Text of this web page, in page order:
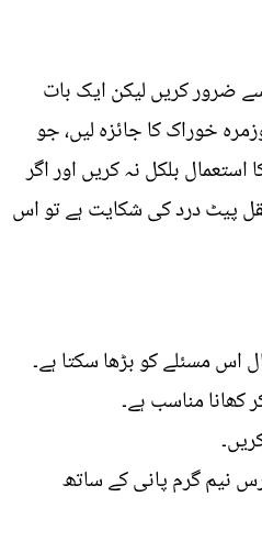
ضرور کریں لیکن ایک بات
خوراک کا جائزہ لیں، جو
بلکل نہ کریں اور اگر
پیٹ درد کی شکایت ہے تو اس
اس مسئلے کو بڑھا سکتا ہے۔
کھانا مناسب ہے۔
نیم گرم پانی کے ساتھ